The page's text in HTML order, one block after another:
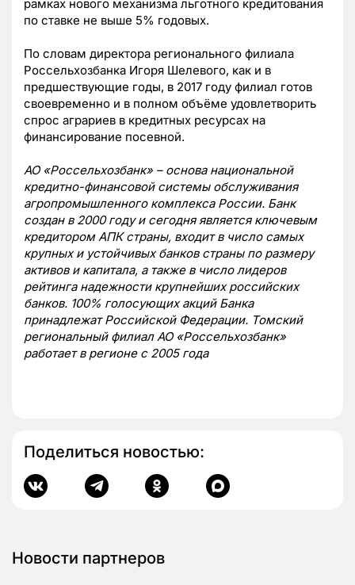
рамках нового механизма льготного кредитования
по ставке не выше 5% годовых.
По словам директора регионального филиала
Россельхозбанка Игоря Шелевого, как и в
предшествующие годы, в 2017 году филиал готов
своевременно и в полном объёме удовлетворить
спрос аграриев в кредитных ресурсах на
финансирование посевной.
АО «Россельхозбанк» – основа национальной
кредитно-финансовой системы обслуживания
агропромышленного комплекса России. Банк
создан в 2000 году и сегодня является ключевым
кредитором АПК страны, входит в число самых
крупных и устойчивых банков страны по размеру
активов и капитала, а также в число лидеров
рейтинга надежности крупнейших российских
банков. 100% голосующих акций Банка
принадлежат Российской Федерации. Томский
региональный филиал АО «Россельхозбанк»
работает в регионе с 2005 года
Поделиться новостью:
Новости партнеров